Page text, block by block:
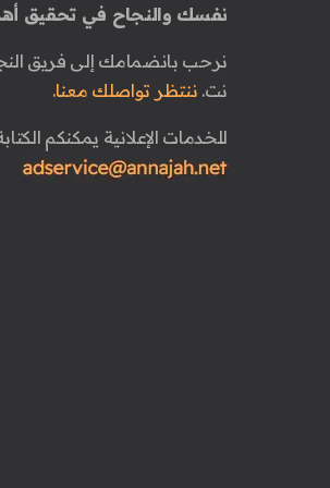
نفسك والنجاح في تحقيق
نرحب بانضمامك إلى فريق
نت. ننتظر تواصلك معنا.
للخدمات الإعلانية يمكنكم